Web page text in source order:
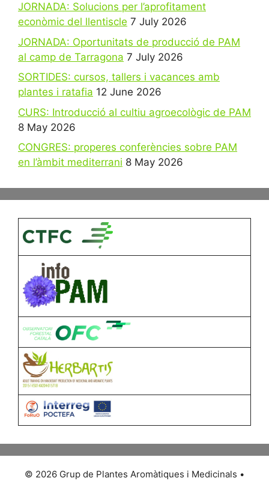
JORNADA: Solucions per l’aprofitament
econòmic del llentiscle 7 July 2026
JORNADA: Oportunitats de producció de PAM
al camp de Tarragona 7 July 2026
SORTIDES: cursos, tallers i vacances amb
plantes i ratafia 12 June 2026
CURS: Introducció al cultiu agroecològic de PAM
8 May 2026
CONGRES: properes conferències sobre PAM
en l’àmbit mediterrani 8 May 2026
© 2026 Grup de Plantes Aromàtiques i Medicinals •